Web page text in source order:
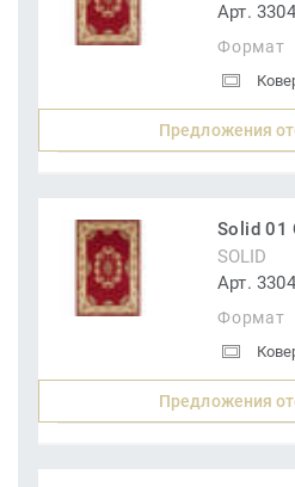
Арт.
Формат
Предложения
Solid 01
SOLID
Арт.
Формат
Предложения